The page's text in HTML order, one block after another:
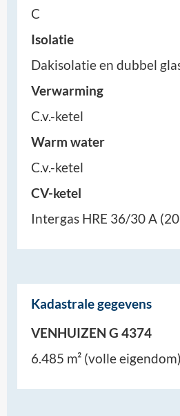
C
Isolatie
Dakisolatie en dubbel
Verwarming
C.v.-ketel
Warm water
C.v.-ketel
CV-ketel
Intergas HRE 36/30 A
Kadastrale gegevens
VENHUIZEN G 4374
6.485 m² (volle eigendom)